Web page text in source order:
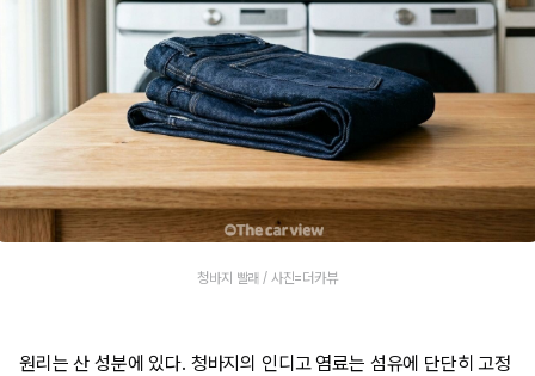
청바지 빨래 / 사진=더카뷰
원리는 산 성분에 있다. 청바지의 인디고 염료는 섬유에 단단히 고정